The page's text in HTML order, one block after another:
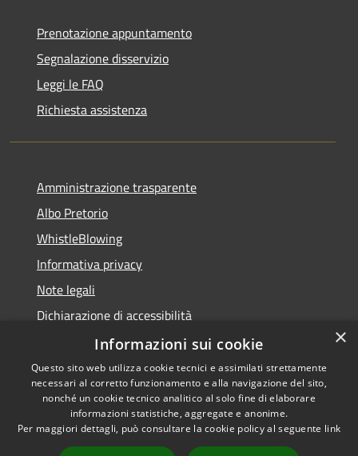
Prenotazione appuntamento
Segnalazione disservizio
Leggi le FAQ
Richiesta assistenza
Amministrazione trasparente
Albo Pretorio
WhistleBlowing
Informativa privacy
Note legali
Dichiarazione di accessibilità
Accessibilità
Privacy
Copyright © 2026 • Città di
Montecchio Maggiore •
Powered byMunicipium •
×
Informazioni sui cookie
Questo sito web utilizza cookie tecnici e assimilati strettamente
necessari al corretto funzionamento e alla navigazione del sito,
nonché un cookie tecnico analitico al solo fine di elaborare
informazioni statistiche, aggregate e anonime.
Per maggiori dettagli, può consultare la cookie policy al seguente link